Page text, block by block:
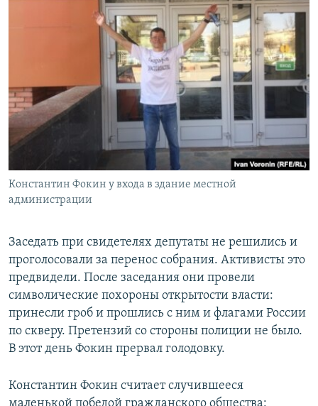
Константин Фокин у входа в здание местной
администрации
Заседать при свидетелях депутаты не решились и
проголосовали за перенос собрания. Активисты это
предвидели. После заседания они провели
символические похороны открытости власти:
принесли гроб и прошлись с ним и флагами России
по скверу. Претензий со стороны полиции не было.
В этот день Фокин прервал голодовку.
Константин Фокин считает случившееся